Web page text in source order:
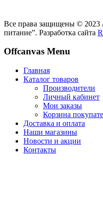
Все права защищены ©
питание”. Разработка сайта
Offcanvas Menu
Главная
Каталог товаров
Производители
Личный кабинет
Мои заказы
Корзина
Доставка и оплата
Наши магазины
Новости и акции
Контакты